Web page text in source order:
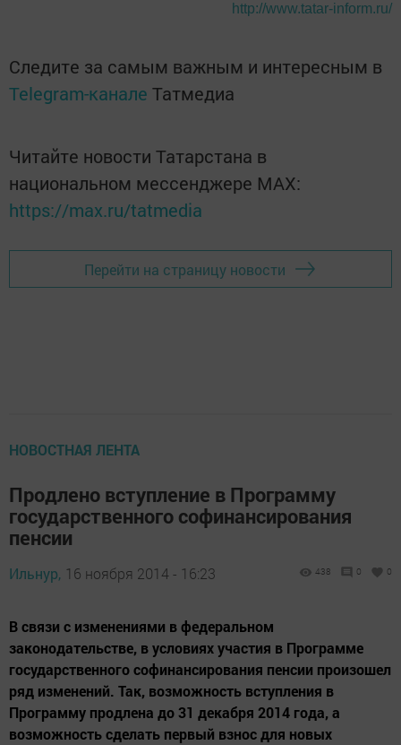
http://www.tatar-inform.ru/
Следите за самым важным и интересным в
Telegram-канале Татмедиа
Читайте новости Татарстана в
национальном мессенджере MАХ:
https://max.ru/tatmedia
Перейти на страницу новости
НОВОСТНАЯ ЛЕНТА
Продлено вступление в Программу
государственного софинансирования
пенсии
Ильнур, 16 ноября 2014 - 16:23 438 0 0
В связи с изменениями в федеральном
законодательстве, в условиях участия в Программе
государственного софинансирования пенсии произошел
ряд изменений. Так, возможность вступления в
Программу продлена до 31 декабря 2014 года, а
возможность сделать первый взнос для новых